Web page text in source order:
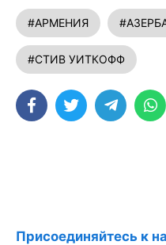
#АРМЕНИЯ
#СТИВ УИТКОФФ
Присоединяйтесь к